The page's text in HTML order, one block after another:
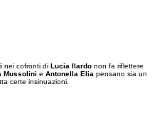
nei cofronti di Lucia Ilardo non fa riflettere
Mussolini e Antonella Elia pensano sia un
certe insinuazioni.